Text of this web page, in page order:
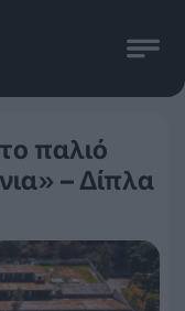
παλιό
– Δίπλα